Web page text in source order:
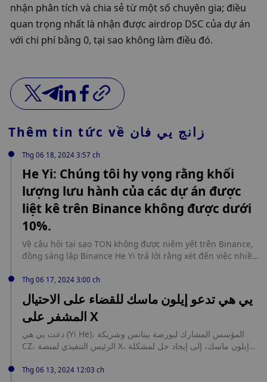
nhận phân tích và chia sẻ từ một số chuyên gia; điều
quan trọng nhất là nhận được airdrop DSC của dự án
với chi phí bằng 0, tại sao không làm điều đó.
Thêm tin tức về زانج يي فان
Thg 06 18, 2024 3:57 ch
He Yi: Chúng tôi hy vọng rằng khối
lượng lưu hành của các dự án được
liệt kê trên Binance không được dưới
10%.
Về câu hỏi tại sao TON không được niêm yết trên Binance,
đồng sáng lập Binance He Yi trả lời rằng xét đến việc nhiều
Binance hy vọng rằng lượng lưu hành của dự án sẽ không
nhỏ hơn 10%. Nếu bạn tham gia Megadrop hoặc
launchpool, tổng số airdrop dao động từ một chữ số đến 2
chữ số. Những đồng tiền này được dự án trao cho người
Thg 06 17, 2024 3:00 ch
يي هي تدعو إيلون ماسك للقضاء على الاحتيال
المشفر على X
دعت يي هي (Yi He)، المؤسس المشارك لبورصة بينانس وشريكة
CZ، الرئيس التنفيذي لمنصة X، إيلون ماسك، إلى إيجاد حل لمشكلة
صناعة التشفير. للحصول على خدمة إعلانية لمشاريع الكريبتو المؤسس
Thg 06 13, 2024 12:03 ch